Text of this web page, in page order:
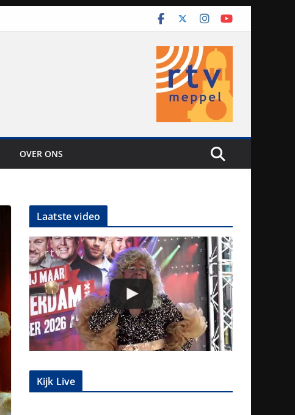
OVER ONS
Laatste video
Kijk Live